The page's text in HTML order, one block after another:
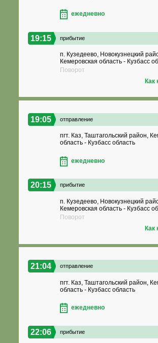
ежедневно
19:15 прибытие
п. Кузедеево, Новокузнецкий
Кемеровская область - Кузбасс
Поворот
Как
19:05 отправление
пгт. Каз, Таштагольский район,
область - Кузбасс область
ежедневно
20:15 прибытие
п. Кузедеево, Новокузнецкий
Кемеровская область - Кузбасс
Поворот
Как
21:04 отправление
пгт. Каз, Таштагольский район,
область - Кузбасс область
ежедневно
22:06 прибытие